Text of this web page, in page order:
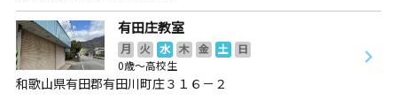
有田庄教室
月 火 水 木 金 土
日
0歳～高校生
和歌山県有田郡有田川町庄３１６－２